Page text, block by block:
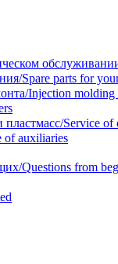
Spare parts for
Injection molding
Service of
auxiliaries
Questions from